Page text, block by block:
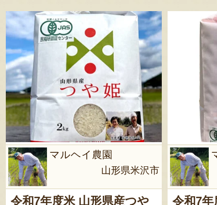
マルヘイ農園
山形県米沢市
令和7年度米 山形県産つや 令和7